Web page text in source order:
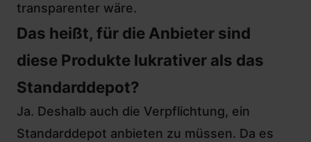
transparenter wäre.
Das heißt, für die Anbieter sind
diese Produkte lukrativer als das
Standarddepot?
Ja. Deshalb auch die Verpflichtung, ein
Standarddepot anbieten zu müssen. Da es